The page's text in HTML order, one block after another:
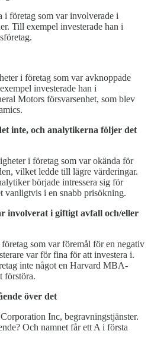
i företag som var involverade i
Till exempel investerade han i
i företag som var avknoppade
investerade han i
Motors försvarsenhet, som blev
inte, och analytikerna följer det
i företag som var okända för
vilket ledde till lägre värderingar.
började intressera sig för
vanligtvis i en snabb prisökning.
involverat i giftigt avfall och/eller
som var föremål för en negativ
var för fina för att investera i.
inte något en Harvard MBA-
förstöra.
över det
Inc, begravningstjänster.
Och namnet får ett A i första